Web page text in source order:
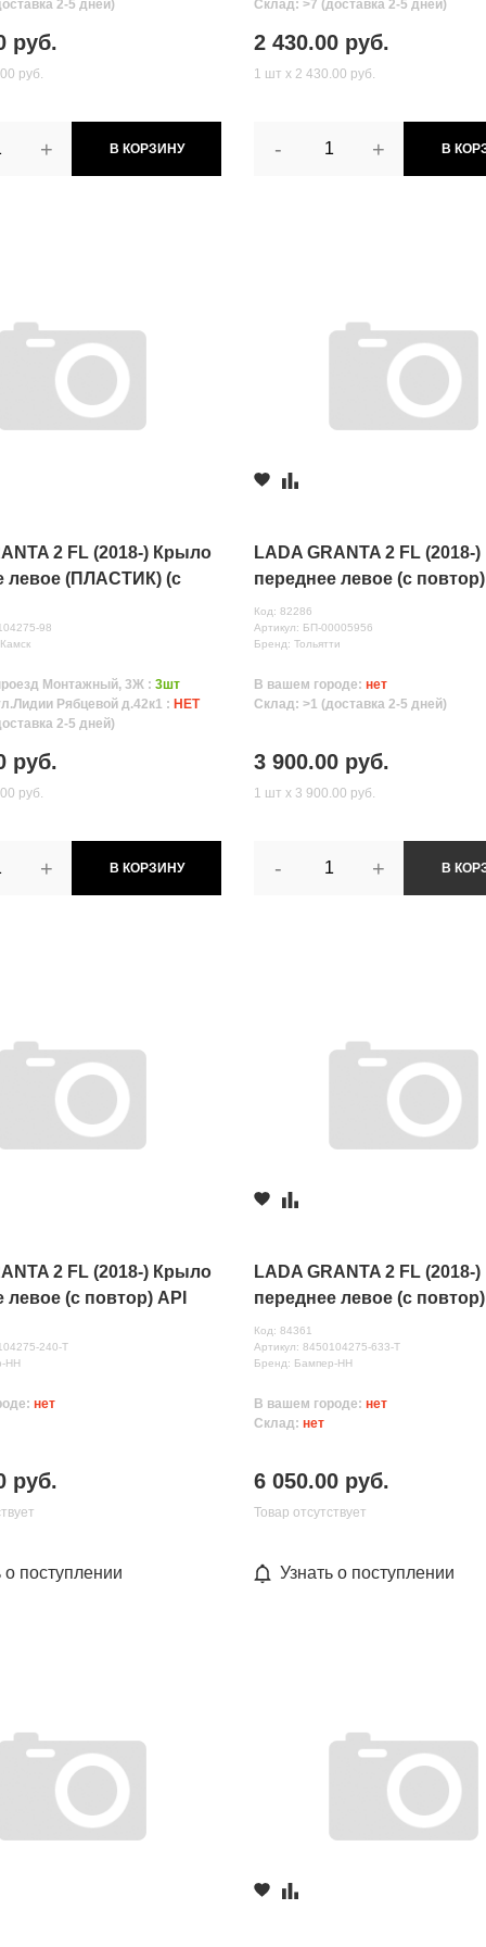
2-5 дней)
руб.
руб.
+ В КОРЗИНУ
Склад: >7 (доставка 2-5 дней)
2 430.00 руб.
1 шт х 2 430.00 руб.
- + В
2 FL (2018-) Крыло
левое (ПЛАСТИК) (с
98
Монтажный, 3Ж :3шт
Рябцевой д.42к1 : НЕТ
2-5 дней)
руб.
руб.
+ В КОРЗИНУ
LADA GRANTA 2 FL
переднее левое (с повтор)
Код: 82286
Артикул: БП-00005956
Бренд: Тольятти
В вашем городе:нет
Склад: >1 (доставка 2-5 дней)
3 900.00 руб.
1 шт х 3 900.00 руб.
- + В
2 FL (2018-) Крыло
левое (с повтор) API
(240)
240-Т
НН
нет
руб.
о поступлении
LADA GRANTA 2 FL
переднее левое (с
(Борнео( 633)
Код: 84361
Артикул: 8450104275-633-Т
Бренд: Бампер-НН
В вашем городе:нет
Склад:нет
6 050.00 руб.
Товар отсутствует
Узнать о поступлении